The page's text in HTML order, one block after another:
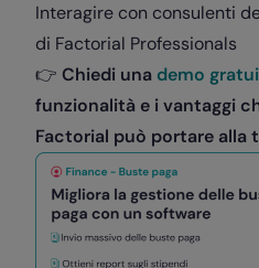
Interagire con consulenti
di Factorial Professionals
👉 Chiedi una demo
funzionalità e i vantaggi
Factorial può portare alla